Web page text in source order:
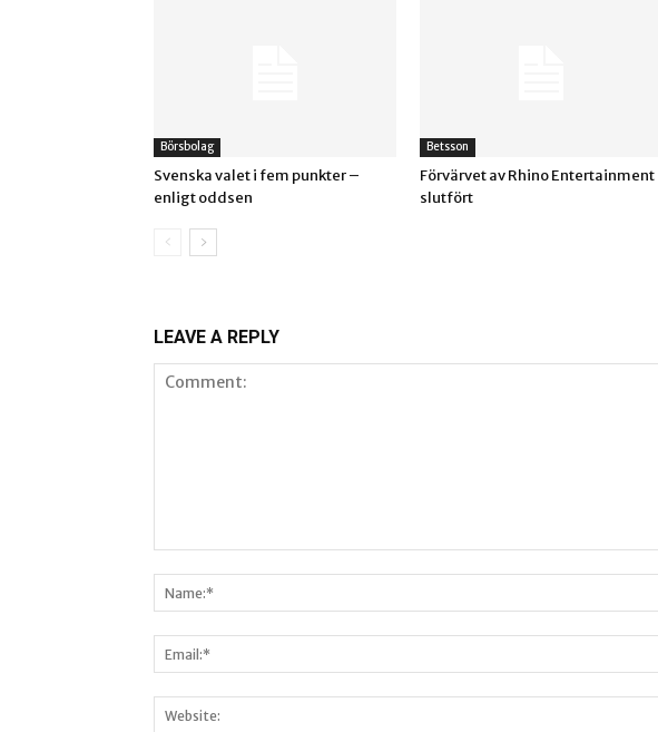
Börsbolag
Svenska valet i fem punkter –
enligt oddsen
Betsson
Förvärvet av Rhino Entertainment
slutfört
LEAVE A REPLY